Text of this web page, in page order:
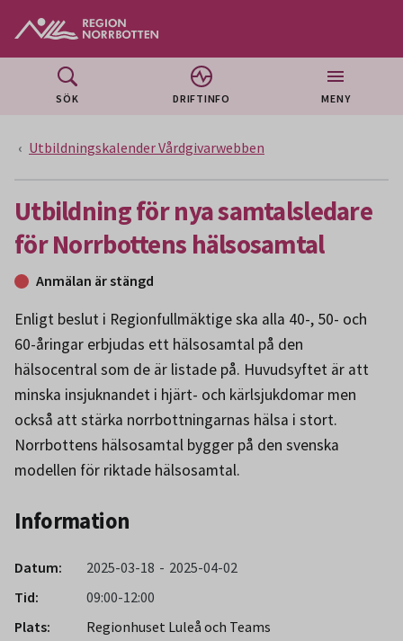
SÖK DRIFTINFO MENY
Utbildningskalender Vårdgivarwebben
Utbildning för nya samtalsledare
för Norrbottens hälsosamtal
Anmälan är stängd
Enligt beslut i Regionfullmäktige ska alla 40-, 50- och
60-åringar erbjudas ett hälsosamtal på den
hälsocentral som de är listade på. Huvudsyftet är att
minska insjuknandet i hjärt- och kärlsjukdomar men
också att stärka norrbottningarnas hälsa i stort.
Norrbottens hälsosamtal bygger på den svenska
modellen för riktade hälsosamtal.
Information
Datum: 2025-03-18
2025-04-02
Tid:
09:00-12:00
Plats:
Regionhuset Luleå och Teams